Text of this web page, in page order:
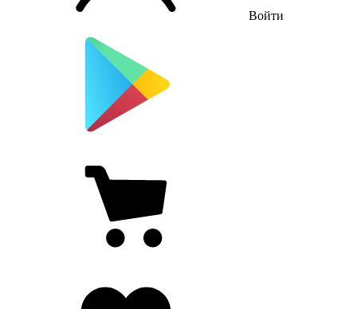
Войти